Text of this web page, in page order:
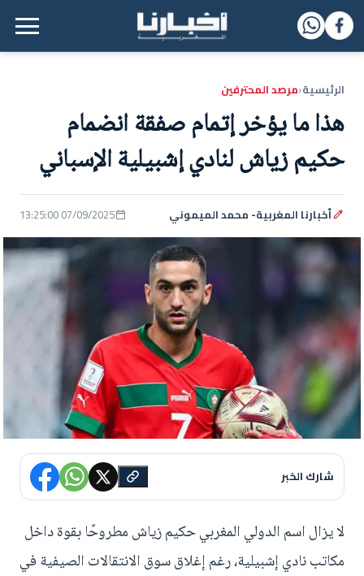
القائمة الرئيسية
الرئيسية‹مرصد المحترفين
هذا ما يؤخر إتمام صفقة انضمام
حكيم زياش لنادي إشبيلية الإسباني
أخبارنا المغربية- محمد الميموني 07/09/2025 13:25:00
شارك الخبر
لا يزال اسم الدولي المغربي حكيم زياش مطروحًا بقوة داخل
مكاتب نادي إشبيلية، رغم إغلاق سوق الانتقالات الصيفية في